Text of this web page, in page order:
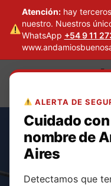
Atención:hay
nuestro. Nuestros
WhatsApp +54 9 11
ALERTA DE
Cuidado
nombre de
Aires
Detectamos que
Skip
content